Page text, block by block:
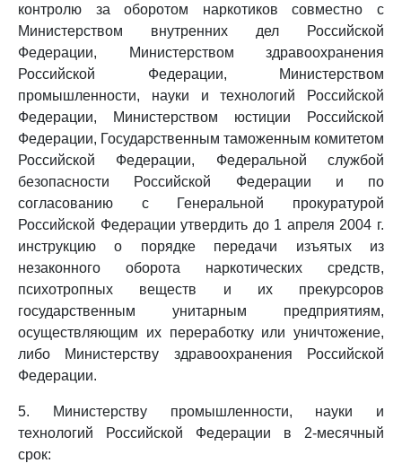
контролю за оборотом наркотиков совместно с
Министерством внутренних дел Российской
Федерации, Министерством здравоохранения
Российской Федерации, Министерством
промышленности, науки и технологий Российской
Федерации, Министерством юстиции Российской
Федерации, Государственным таможенным комитетом
Российской Федерации, Федеральной службой
безопасности Российской Федерации и по
согласованию с Генеральной прокуратурой
Российской Федерации утвердить до 1 апреля 2004 г.
инструкцию о порядке передачи изъятых из
незаконного оборота наркотических средств,
психотропных веществ и их прекурсоров
государственным унитарным предприятиям,
осуществляющим их переработку или уничтожение,
либо Министерству здравоохранения Российской
Федерации.
5. Министерству промышленности, науки и
технологий Российской Федерации в 2-месячный
срок: